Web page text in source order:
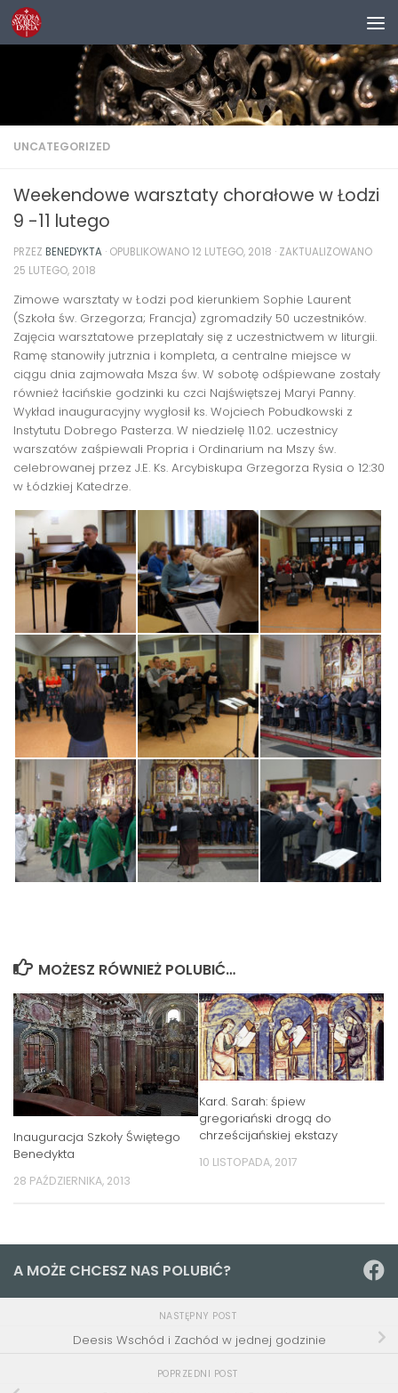
Przejdź do treści
UNCATEGORIZED
Weekendowe warsztaty chorałowe w Łodzi
9 -11 lutego
PRZEZ BENEDYKTA · OPUBLIKOWANO 12 LUTEGO, 2018 · ZAKTUALIZOWANO
25 LUTEGO, 2018
Zimowe warsztaty w Łodzi pod kierunkiem Sophie Laurent
(Szkoła św. Grzegorza; Francja) zgromadziły 50 uczestników.
Zajęcia warsztatowe przeplatały się z uczestnictwem w liturgii.
Ramę stanowiły jutrznia i kompleta, a centralne miejsce w
ciągu dnia zajmowała Msza św. W sobotę odśpiewane zostały
również łacińskie godzinki ku czci Najświętszej Maryi Panny.
Wykład inauguracyjny wygłosił ks. Wojciech Pobudkowski z
Instytutu Dobrego Pasterza. W niedzielę 11.02. uczestnicy
warszatów zaśpiewali Propria i Ordinarium na Mszy św.
celebrowanej przez J.E. Ks. Arcybiskupa Grzegorza Rysia o 12:30
w Łódzkiej Katedrze.
MOŻESZ RÓWNIEŻ POLUBIĆ…
Inauguracja Szkoły Świętego
Benedykta
28 PAŹDZIERNIKA, 2013
Kard. Sarah: śpiew
gregoriański drogą do
chrześcijańskiej ekstazy
10 LISTOPADA, 2017
A MOŻE CHCESZ NAS POLUBIĆ?
NASTĘPNY POST
Deesis Wschód i Zachód w jednej godzinie
POPRZEDNI POST